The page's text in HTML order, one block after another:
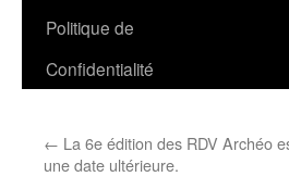
Politique de
Confidentialité
← La 6e édition des RDV Archéo
une date ultérieure.